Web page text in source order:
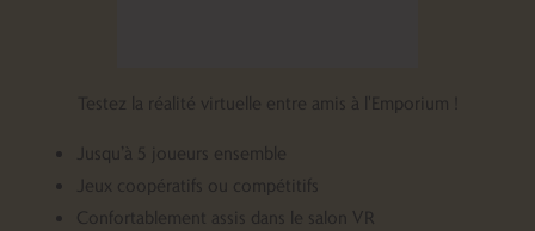
Testez la réalité virtuelle entre amis à l'Emporium !
Jusqu’à 5 joueurs ensemble
Jeux coopératifs ou compétitifs
Confortablement assis dans le salon VR